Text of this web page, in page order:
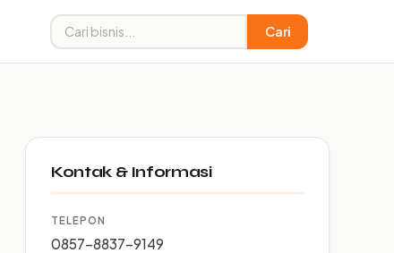
Cari
Kontak & Informasi
TELEPON
0857-8837-9149